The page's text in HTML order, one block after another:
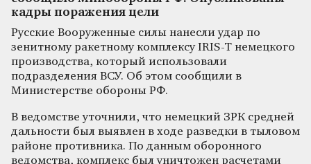
кадры поражения цели
Русские Вооруженные силы нанесли удар по
зенитному ракетному комплексу IRIS-T немецкого
производства, который использовали
подразделения ВСУ. Об этом сообщили в
Министерстве обороны РФ.
В ведомстве уточнили, что немецкий ЗРК средней
дальности был выявлен в ходе разведки в тыловом
районе противника. По данным оборонного
ведомства, комплекс был уничтожен расчетами